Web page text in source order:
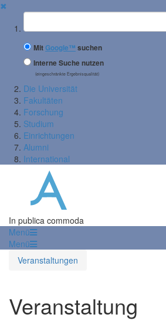
✖
Suchbegriff
MitGoogle™ suchen
Interne Suche nutzen
(eingeschränkte Ergebnisqualität)
Die Universität
Fakultäten
Forschung
Studium
Einrichtungen
Alumni
International
In publica commoda
Menü
Menü
Veranstaltungen
Veranstaltung